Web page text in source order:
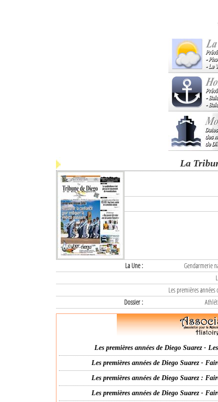
La
La Une :
Gendarmerie
Les premières
Dossier :
Les premières années de Diego Suarez -
Les premières années de Diego Suarez -
Les premières années de Diego Suarez :
Les premières années de Diego Suarez -